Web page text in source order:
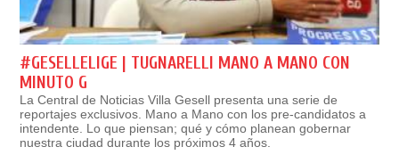
#GESELLELIGE | TUGNARELLI MANO A MANO CON
MINUTO G
La Central de Noticias Villa Gesell presenta una serie de
reportajes exclusivos. Mano a Mano con los pre-candidatos a
intendente. Lo que piensan; qué y cómo planean gobernar
nuestra ciudad durante los próximos 4 años.